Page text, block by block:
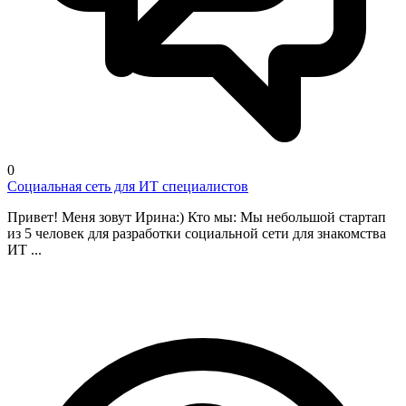
0
Социальная сеть для ИТ специалистов
Привет! Меня зовут Ирина:) Кто мы: Мы небольшой стартап
из 5 человек для разработки социальной сети для знакомства
ИТ ...